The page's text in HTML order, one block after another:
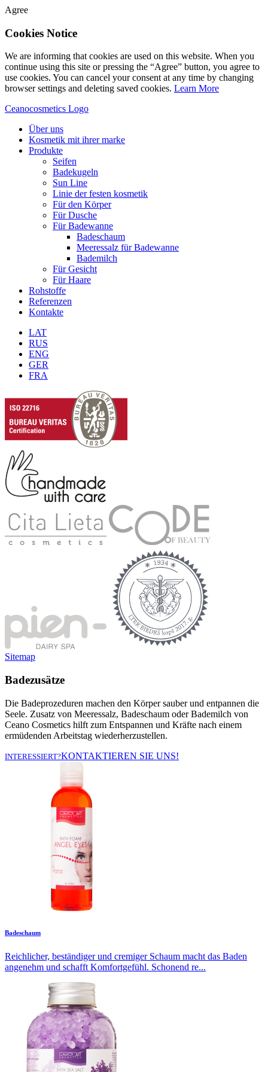
Agree
Cookies Notice
We are informing that cookies are used on this website. When you
continue using this site or pressing the “Agree” button, you agree to
use cookies. You can cancel your consent at any time by changing
browser settings and deleting saved cookies. Learn More
Ceanocosmetics Logo
Über uns
Kosmetik mit ihrer marke
Produkte
Seifen
Badekugeln
Sun Line
Linie der festen kosmetik
Für den Körper
Für Dusche
Für Badewanne
Badeschaum
Meeressalz für Badewanne
Bademilch
Für Gesicht
Für Haare
Rohstoffe
Referenzen
Kontakte
LAT
RUS
ENG
GER
FRA
Sitemap
Badezusätze
Die Badeprozeduren machen den Körper sauber und entpannen die
Seele. Zusatz von Meeressalz, Badeschaum oder Bademilch von
Ceano Cosmetics hilft zum Entspannen und Kräfte nach einem
ermüdenden Arbeitstag wiederherzustellen.
INTERESSIERT?KONTAKTIEREN SIE UNS!
Badeschaum
Reichlicher, beständiger und cremiger Schaum macht das Baden
angenehm und schafft Komfortgefühl. Schonend re...